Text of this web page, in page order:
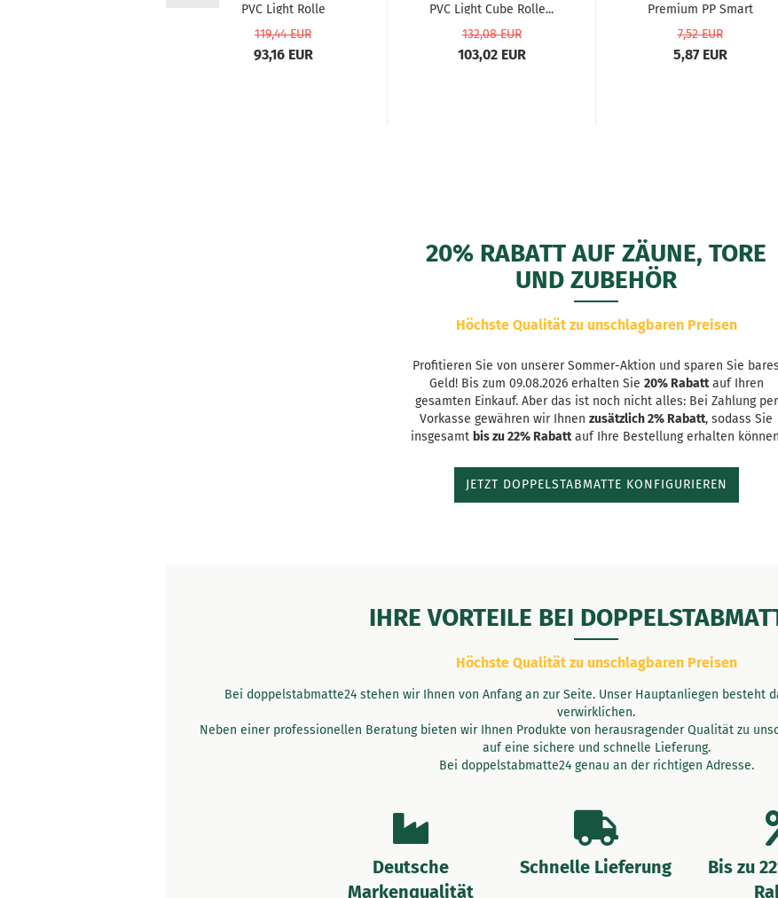
PVC Light Rolle
Anthrazit...
119,44 EUR
93,16 EUR
PVC Light Cube Rolle...
132,08 EUR
103,02 EUR
Premium PP Smart
Line...
7,52 EUR
5,87 EUR
20% RABATT AUF ZÄUNE, TORE
UND ZUBEHÖR
Höchste Qualität zu unschlagbaren Preisen
Profitieren Sie von unserer Sommer-Aktion und sparen Sie bares
Geld! Bis zum 09.08.2026 erhalten Sie 20% Rabattauf Ihren
gesamten Einkauf. Aber das ist noch nicht alles: Bei Zahlung per
Vorkasse gewähren wir Ihnen zusätzlich 2% Rabatt, sodass Sie
insgesamt bis zu 22% Rabattauf Ihre Bestellung erhalten
JETZT DOPPELSTABMATTE KONFIGURIEREN
IHRE VORTEILE BEI
Höchste Qualität zu unschlagbaren Preisen
Bei doppelstabmatte24 stehen wir Ihnen von Anfang an zur Seite. Unser Hauptanliegen besteht
verwirklichen.
Neben einer professionellen Beratung bieten wir Ihnen Produkte von herausragender Qualität zu
auf eine sichere und schnelle Lieferung.
Bei doppelstabmatte24 genau an der richtigen Adresse.
Deutsche
Markenqualität
Schnelle Lieferung
Bis zu